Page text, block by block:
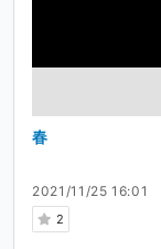
2021/11/25 16:01
2
春